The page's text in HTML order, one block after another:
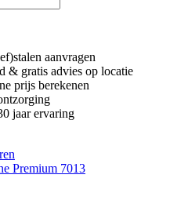
aanvragen
& gratis advies op locatie
prijs berekenen
jaar ervaring
Premium 7013